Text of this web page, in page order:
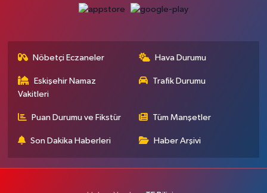
Nöbetçi Eczaneler Hava Durumu
Eskişehir Namaz
Vakitleri
Trafik Durumu
Puan Durumu ve Fikstür Tüm Manşetler
Son Dakika Haberleri Haber Arşivi